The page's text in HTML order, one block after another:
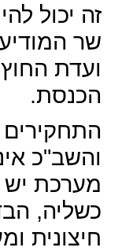
זה יכול
שר
ועדת
הכנסת.
והשב"כ
מערכת יש
כשליה,
חיצונית